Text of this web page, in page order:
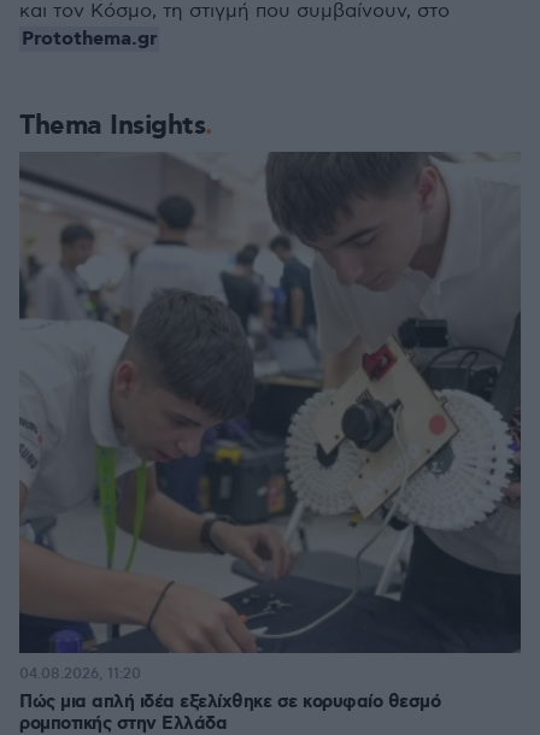
Thema Insights
Πώς μια απλή ιδέα εξελίχθηκε σε κορυφαίο θεσμό
ρομποτικής στην Ελλάδα
04.08.2026, 11:20
και τον Κόσμο, τη στιγμή που συμβαίνουν, στο
Protothema.gr